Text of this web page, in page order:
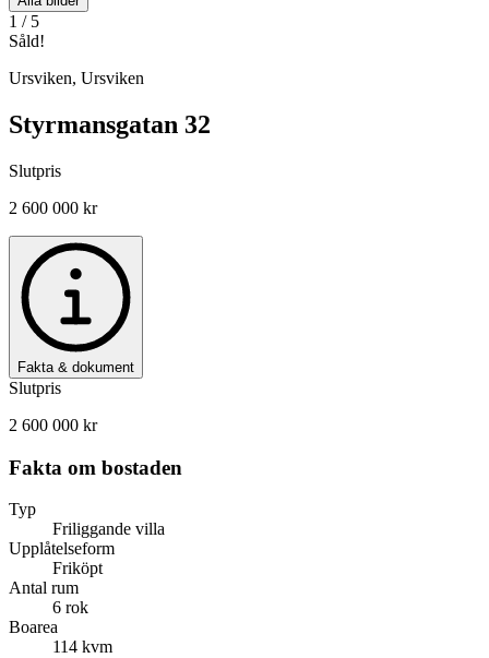
1 / 5
Såld!
Ursviken, Ursviken
Styrmansgatan 32
Slutpris
2 600 000 kr
Fakta & dokument
Slutpris
2 600 000 kr
Fakta om bostaden
Typ
Friliggande villa
Upplåtelseform
Friköpt
Antal rum
6 rok
Boarea
114 kvm